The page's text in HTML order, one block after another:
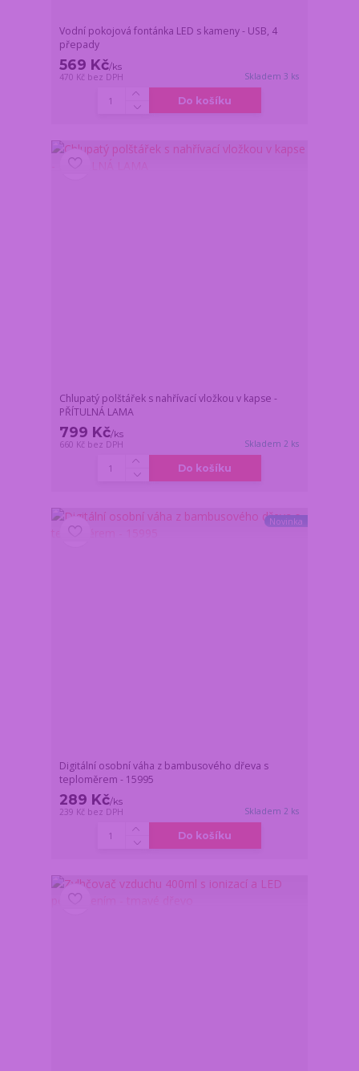
Vodní pokojová fontánka LED s kameny - USB, 4
přepady
569 Kč/ks
470 Kč bez DPH Skladem 3 ks
Do košíku
Chlupatý polštářek s nahřívací vložkou v kapse -
PŘÍTULNÁ LAMA
799 Kč/ks
660 Kč bez DPH Skladem 2 ks
Do košíku
Novinka
Digitální osobní váha z bambusového dřeva s
teploměrem - 15995
289 Kč/ks
239 Kč bez DPH Skladem 2 ks
Do košíku